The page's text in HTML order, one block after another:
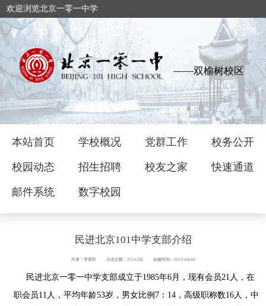
欢迎浏览北京一零一中学
——双榆树校区
本站首页 学校概况 党群工作 校务公开
校园动态 招生招聘 校友之家 快速通道
邮件系统 数字校园
民进北京101中学支部介绍
作者：李爱民 点击次数：25122次 创建时间：2019-04-08
民进北京一零一中学支部成立于1985年6月，现有会员21人，在
职会员11人，平均年龄53岁，男女比例7：14，高级职称数16人，中